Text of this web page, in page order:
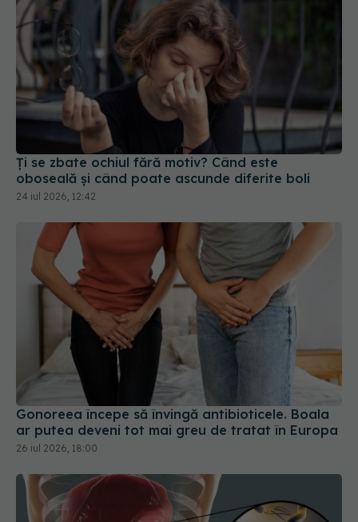
Ți se zbate ochiul fără motiv? Când este
oboseală și când poate ascunde diferite boli
24 iul 2026, 12:42
Gonoreea începe să învingă antibioticele. Boala
ar putea deveni tot mai greu de tratat în Europa
26 iul 2026, 18:00